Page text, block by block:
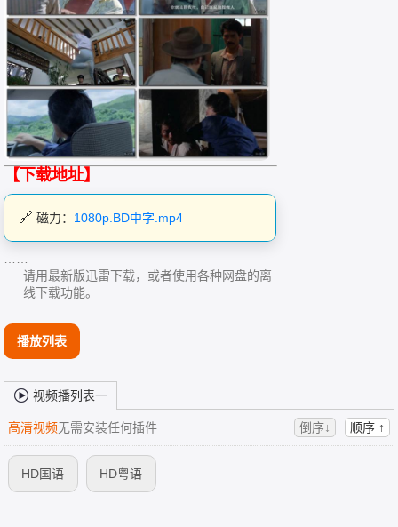
【下载地址】
磁力： 1080p.BD中字.mp4
请用最新版迅雷下载，或者使用各种网盘的离
线下载功能。
播放列表
视频播列表一
高清视频无需安装任何插件 倒序↓ 顺序 ↑
HD国语 HD粤语